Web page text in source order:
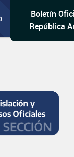
Boletín
República